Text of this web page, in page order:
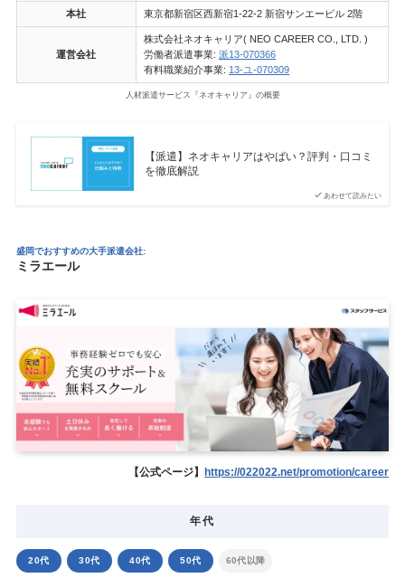
本社 東京都新宿区西新宿1-22-2 新宿サンエービル 2階
運営会社
株式会社ネオキャリア( NEO CAREER CO., LTD. )
労働者派遣事業:派13-070366
有料職業紹介事業: 13-ユ-070309
人材派遣サービス『ネオキャリア』の概要
あわせて読みたい
【派遣】ネオキャリアはやばい？評判・口コミ
を徹底解説
盛岡でおすすめの大手派遣会社:
ミラエール
【公式ページ】 https://022022.net/promotion/career
年代
20代 30代 40代 50代 60代以降